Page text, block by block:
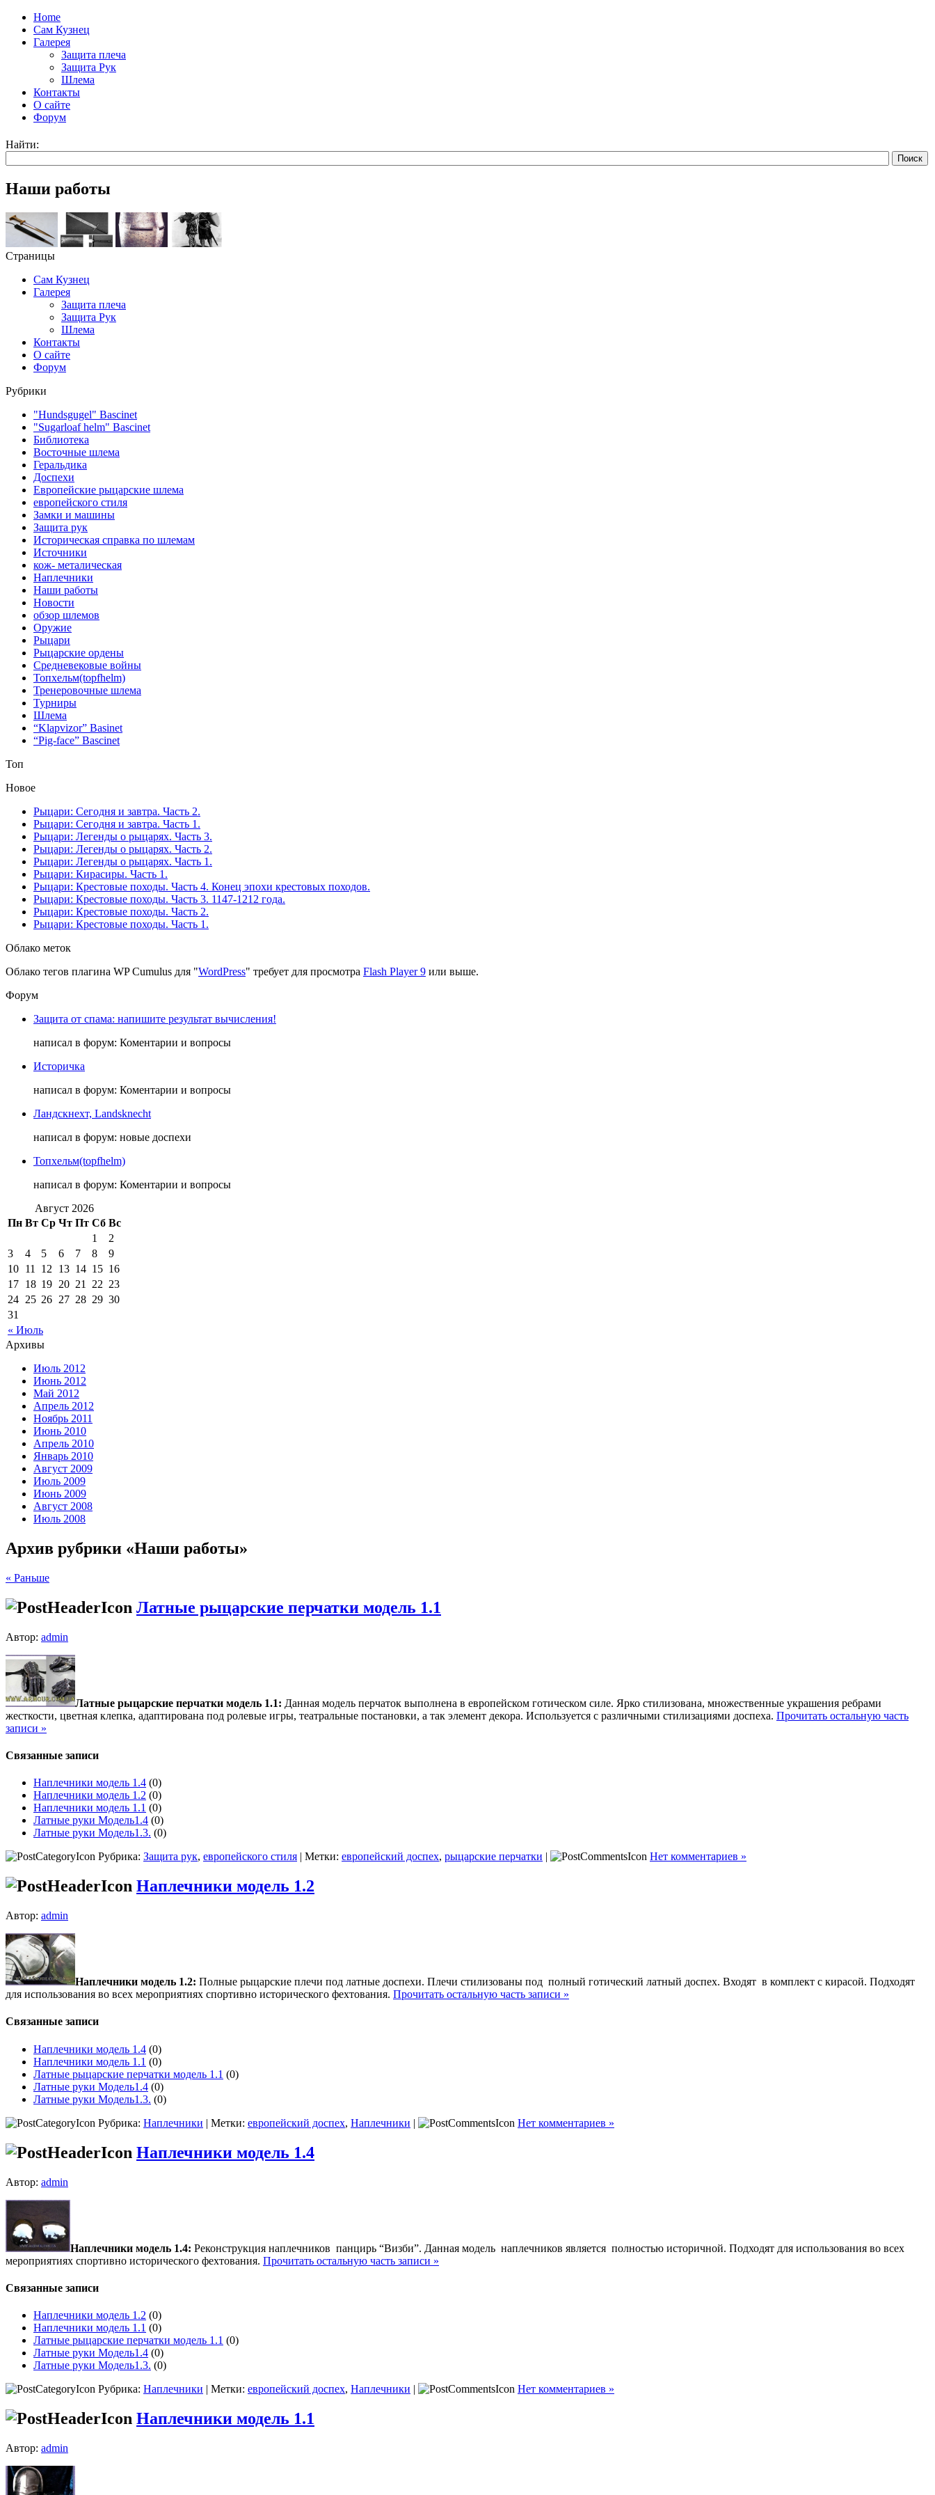
Home
Сам Кузнец
Галерея
Защита плеча
Защита Рук
Шлема
Контакты
О сайте
Форум
Найти:
Поиск
Наши работы
Страницы
Сам Кузнец
Галерея
Защита плеча
Защита Рук
Шлема
Контакты
О сайте
Форум
Рубрики
"Hundsgugel" Bascinet
"Sugarloaf helm" Bascinet
Библиотека
Восточные шлема
Геральдика
Доспехи
Европейские рыцарские шлема
европейского стиля
Замки и машины
Защита рук
Историческая справка по шлемам
Источники
кож- металическая
Наплечники
Наши работы
Новости
обзор шлемов
Оружие
Рыцари
Рыцарские ордены
Средневековые войны
Топхельм(topfhelm)
Тренеровочные шлема
Турниры
Шлема
“Klapvizor” Basinet
“Pig-face” Bascinet
Топ
Новое
Рыцари: Сегодня и завтра. Часть 2.
Рыцари: Сегодня и завтра. Часть 1.
Рыцари: Легенды о рыцарях. Часть 3.
Рыцари: Легенды о рыцарях. Часть 2.
Рыцари: Легенды о рыцарях. Часть 1.
Рыцари: Кирасиры. Часть 1.
Рыцари: Крестовые походы. Часть 4. Конец эпохи крестовых походов.
Рыцари: Крестовые походы. Часть 3. 1147-1212 года.
Рыцари: Крестовые походы. Часть 2.
Рыцари: Крестовые походы. Часть 1.
Облако меток
Облако тегов плагина WP Cumulus для "WordPress" требует для просмотра Flash Player 9 или выше.
Форум
Защита от спама: напишите результат вычисления!
написал в форум: Коментарии и вопросы
Историчка
написал в форум: Коментарии и вопросы
Ландскнехт, Landsknecht
написал в форум: новые доспехи
Топхельм(topfhelm)
написал в форум: Коментарии и вопросы
Август 2026
Пн Вт Ср Чт Пт Сб Вс
« Июль
1
2
3
4 5 6 7 8
9
10 11 12 13 14 15 16
17 18 19 20 21 22 23
24 25 26 27 28 29 30
31
Архивы
Июль 2012
Июнь 2012
Май 2012
Апрель 2012
Ноябрь 2011
Июнь 2010
Апрель 2010
Январь 2010
Август 2009
Июль 2009
Июнь 2009
Август 2008
Июль 2008
Архив рубрики «Наши работы»
« Раньше
Латные рыцарские перчатки модель 1.1
Автор: admin
Латные рыцарские перчатки модель 1.1: Данная модель перчаток выполнена в европейском готическом силе. Ярко стилизована, множественные украшения ребрами
жесткости, цветная клепка, адаптирована под ролевые игры, театральные постановки, а так элемент декора. Используется с различными стилизациями доспеха. Прочитать остальную часть
записи »
Связанные записи
Наплечники модель 1.4 (0)
Наплечники модель 1.2 (0)
Наплечники модель 1.1 (0)
Латные руки Модель1.4 (0)
Латные руки Модель1.3. (0)
Рубрика: Защита рук, европейского стиля | Метки: европейский доспех, рыцарские перчатки | Нет комментариев »
Наплечники модель 1.2
Автор: admin
Наплечники модель 1.2: Полные рыцарские плечи под латные доспехи. Плечи стилизованы под полный готический латный доспех. Входят в комплект с кирасой. Подходят
для использования во всех мероприятиях спортивно исторического фехтования. Прочитать остальную часть записи »
Связанные записи
Наплечники модель 1.4 (0)
Наплечники модель 1.1 (0)
Латные рыцарские перчатки модель 1.1 (0)
Латные руки Модель1.4 (0)
Латные руки Модель1.3. (0)
Рубрика: Наплечники | Метки: европейский доспех, Наплечники | Нет комментариев »
Наплечники модель 1.4
Автор: admin
Наплечники модель 1.4: Реконструкция наплечников панцирь “Визби”. Данная модель наплечников является полностью историчной. Подходят для использования во всех
мероприятиях спортивно исторического фехтования. Прочитать остальную часть записи »
Связанные записи
Наплечники модель 1.2 (0)
Наплечники модель 1.1 (0)
Латные рыцарские перчатки модель 1.1 (0)
Латные руки Модель1.4 (0)
Латные руки Модель1.3. (0)
Рубрика: Наплечники | Метки: европейский доспех, Наплечники | Нет комментариев »
Наплечники модель 1.1
Автор: admin